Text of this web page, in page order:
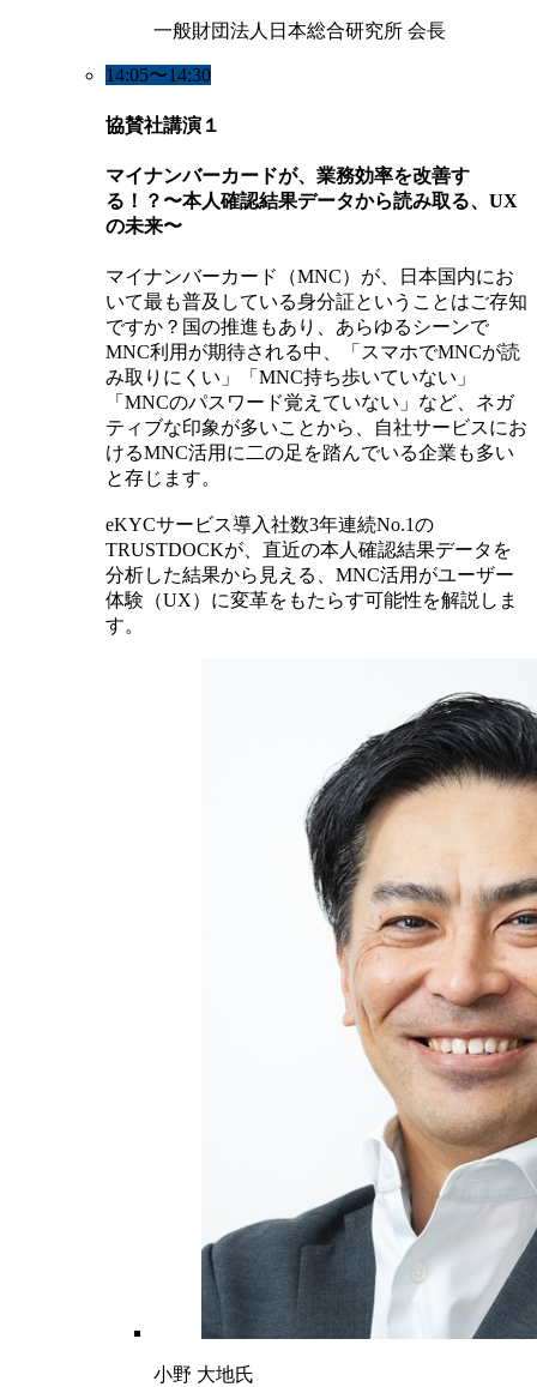
一般財団法人日本総合研究所 会長
14:05〜14:30
協賛社講演１
マイナンバーカードが、業務効率を改善す
る！？〜本人確認結果データから読み取る、UX
の未来〜
マイナンバーカード（MNC）が、日本国内にお
いて最も普及している身分証ということはご存知
ですか？国の推進もあり、あらゆるシーンで
MNC利用が期待される中、「スマホでMNCが読
み取りにくい」「MNC持ち歩いていない」
「MNCのパスワード覚えていない」など、ネガ
ティブな印象が多いことから、自社サービスにお
けるMNC活用に二の足を踏んでいる企業も多い
と存じます。
eKYCサービス導入社数3年連続No.1の
TRUSTDOCKが、直近の本人確認結果データを
分析した結果から見える、MNC活用がユーザー
体験（UX）に変革をもたらす可能性を解説しま
す。
小野 大地氏